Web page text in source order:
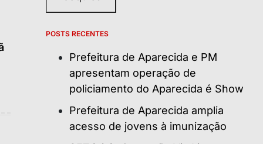
POSTS RECENTES
Prefeitura de Aparecida e PM
apresentam operação de
policiamento do Aparecida é Show
Prefeitura de Aparecida amplia
acesso de jovens à imunização